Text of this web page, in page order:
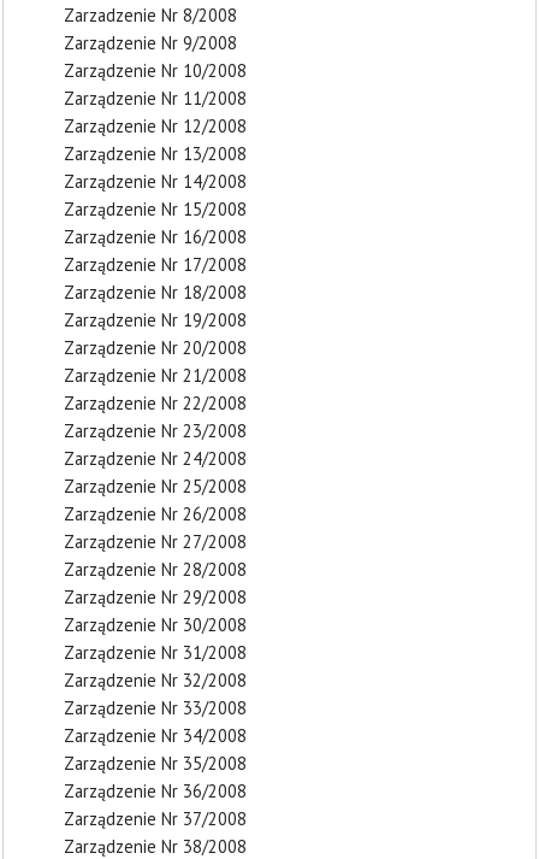
Zarzadzenie Nr 8/2008
Zarządzenie Nr 9/2008
Zarządzenie Nr 10/2008
Zarządzenie Nr 11/2008
Zarządzenie Nr 12/2008
Zarządzenie Nr 13/2008
Zarządzenie Nr 14/2008
Zarządzenie Nr 15/2008
Zarządzenie Nr 16/2008
Zarządzenie Nr 17/2008
Zarządzenie Nr 18/2008
Zarządzenie Nr 19/2008
Zarządzenie Nr 20/2008
Zarządzenie Nr 21/2008
Zarządzenie Nr 22/2008
Zarządzenie Nr 23/2008
Zarządzenie Nr 24/2008
Zarządzenie Nr 25/2008
Zarządzenie Nr 26/2008
Zarządzenie Nr 27/2008
Zarządzenie Nr 28/2008
Zarządzenie Nr 29/2008
Zarządzenie Nr 30/2008
Zarządzenie Nr 31/2008
Zarządzenie Nr 32/2008
Zarządzenie Nr 33/2008
Zarządzenie Nr 34/2008
Zarządzenie Nr 35/2008
Zarządzenie Nr 36/2008
Zarządzenie Nr 37/2008
Zarządzenie Nr 38/2008